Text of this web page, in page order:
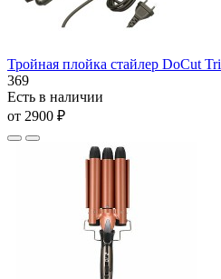
Тройная плойка стайлер DoCut
369
Есть в наличии
от 2900 ₽